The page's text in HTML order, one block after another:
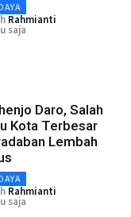
Rahmianti
saja
Daro, Salah
Kota Terbesar
Lembah
Rahmianti
saja